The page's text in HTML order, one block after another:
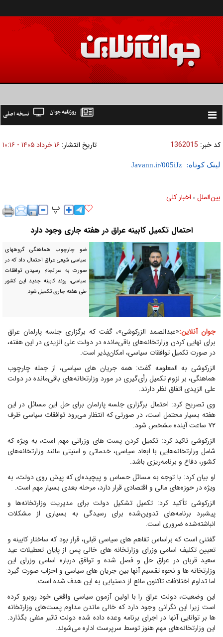
Toggle
نسخه اصلی روزنامه جوان
کد خبر: 1362015 تاریخ انتشار: ۱۶ خرداد ۱۴۰۵ - ۱۰:۱۶
لینک کوتاه:
بين‌الملل » اخبار كلی
احتمال تکمیل کابینه عراق در هفته جاری وجود دارد
ضو چارچوب هماهنگی گروههای
سیاسی شیعی عراق احتمال داد که در
صورت به سرانجام رسیدن توافقات
سیاسی، روند کابینه جدید این کشور
طی هفته جاری تکمیل شود.
جوان آنلاین:«عبدالصمد الزرکوشی»، گفت که برگزاری جلسه پارلمان عراق
برای نهایی کردن وزارتخانه‌های باقی‌مانده در دولت علی الزیدی در این هفته،
در صورت تکمیل توافقات سیاسی، امکان‌پذیر است.
الزرکوشی به المعلومه گفت: همه جریان های سیاسی، از جمله چارچوب
هماهنگی، بر لزوم تکمیل رأی‌گیری در مورد وزارتخانه‌های باقی‌مانده در دولت
علی الزیدی اتفاق نظر دارند.
وی تصریح کرد: احتمال برگزاری جلسه پارلمان برای حل این مسائل در این
هفته بسیار محتمل است، در صورتی که انتظار می‌رود توافقات سیاسی ظرف
۷۲ ساعت آینده مشخص شود.
الزرکوشی تاکید کرد: تکمیل کردن پست های وزراتی مهم است، به ویژه که
شامل وزارتخانه‌هایی با ابعاد سیاسی، خدماتی و امنیتی مانند وزارتخانه‌های
کشور، دفاع و برنامه‌ریزی باشد.
او بیان کرد: با توجه به مسائل حساس و پیچیده‌ای که پیش روی دولت، به
ویژه در حوزه‌های مالی و اقتصادی قرار دارد، مرحله بعدی بسیار مهم است.
الزرکوشی تأکید کرد: تکمیل تشکیل دولت برای مدیریت وزارتخانه‌ها و
پیشبرد برنامه‌های تدوین‌شده برای رسیدگی به بسیاری از مشکلات
انباشته‌شده ضروری است.
گفتنی است که براساس تفاهم های سیاسی قبلی، قرار بود که ساختار کابینه و
تعیین تکلیف اسامی وزرای وزارتخانه های خالی پس از پایان تعطیلات عید
سعید قربان در عراق حل و فصل شده و توافق درباره اسامی وزرای این
وزارتخانه ها و نحوه تقسیم آنها بین جریان های سیاسی و احزاب صورت گیرد
اما تداوم اختلافات تاکنون مانع از دستیابی به این هدف شده است.
این وضعیت، دولت عراق را با اولین آزمون سیاسی واقعی خود روبرو کرده
است زیرا این نگرانی وجود دارد که خالی ماندن مداوم پست‌های وزارتخانه
ها بر توانایی آنها در اجرای برنامه‌ وعده داده شده دولت تاثیر منفی بگذارد.
این وزارتخانه‌های مهم هنوز توسط سرپرست اداره می‌شوند.